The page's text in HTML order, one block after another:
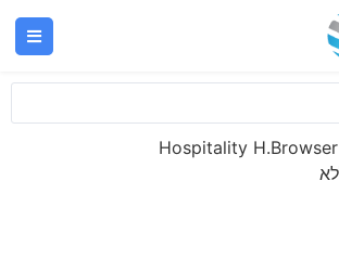
/ מוצר Hospitality H.Browser